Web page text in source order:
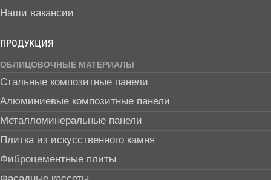
Наши вакансии
ПРОДУКЦИЯ
ОБЛИЦОВОЧНЫЕ МАТЕРИАЛЫ
Стальные композитные панели
Алюминиевые композитные панели
Металломинеральные панели
Плитка из искусственного камня
Фиброцементные плиты